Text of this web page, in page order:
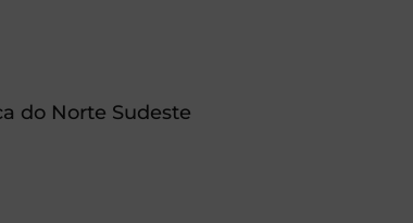
do Norte Sudeste